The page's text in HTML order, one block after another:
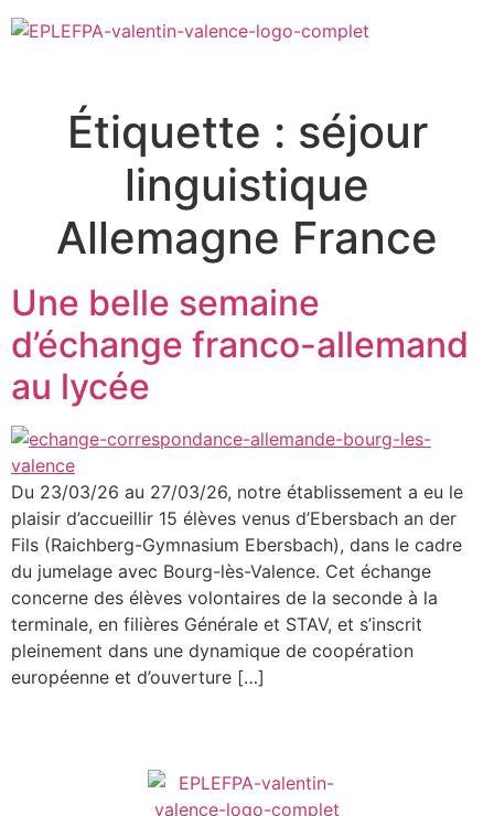
Étiquette : séjour
linguistique
Allemagne France
Une belle semaine
d’échange franco-allemand
au lycée
Du 23/03/26 au 27/03/26, notre établissement a eu le
plaisir d’accueillir 15 élèves venus d’Ebersbach an der
Fils (Raichberg-Gymnasium Ebersbach), dans le cadre
du jumelage avec Bourg-lès-Valence. Cet échange
concerne des élèves volontaires de la seconde à la
terminale, en filières Générale et STAV, et s’inscrit
pleinement dans une dynamique de coopération
européenne et d’ouverture […]